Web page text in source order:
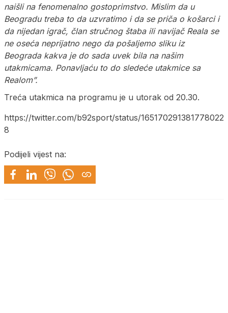
naišli na fenomenalno gostoprimstvo. Mislim da u
Beogradu treba to da uzvratimo i da se priča o košarci i
da nijedan igrač, član stručnog štaba ili navijač Reala se
ne oseća neprijatno nego da pošaljemo sliku iz
Beograda kakva je do sada uvek bila na našim
utakmicama. Ponavljaću to do sledeće utakmice sa
Realom”.
Treća utakmica na programu je u utorak od 20.30.
https://twitter.com/b92sport/status/165170291381778022
8
Podijeli vijest na: